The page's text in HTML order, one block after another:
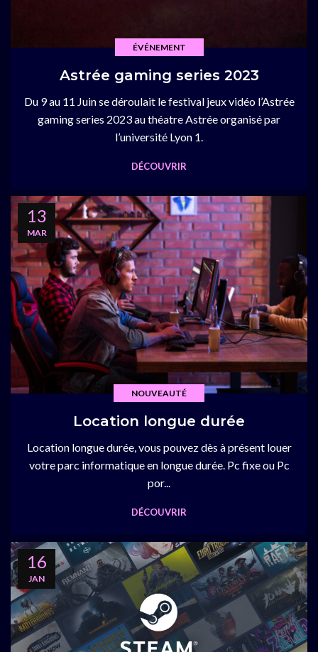
ÉVÉNEMENT
Astrée gaming series 2023
Du 9 au 11 Juin se déroulait le festival jeux vidéo l’Astrée
gaming series 2023 au théatre Astrée organisé par
l’université Lyon 1.
DÉCOUVRIR
13
MAR
NOUVEAUTÉ
Location longue durée
Location longue durée, vous pouvez dès à présent louer
votre parc informatique en longue durée. Pc fixe ou Pc
por...
DÉCOUVRIR
16
JAN